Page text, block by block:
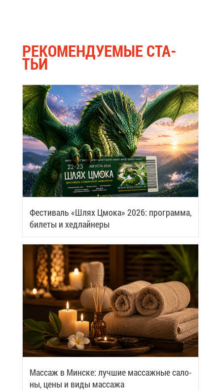
РЕ­КО­МЕН­ДУ­Е­МЫЕ СТА­
ТЬИ
Фе­сти­валь «Шлях Цмо­ка» 2026: про­грам­ма,
би­ле­ты и хед­лай­не­ры
Мас­саж в Мин­ске: луч­шие мас­саж­ные са­ло­
ны, це­ны и ви­ды мас­са­жа